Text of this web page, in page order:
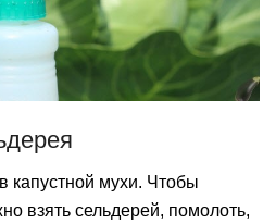
капустной мухи. Чтобы
взять сельдерей, помолоть,